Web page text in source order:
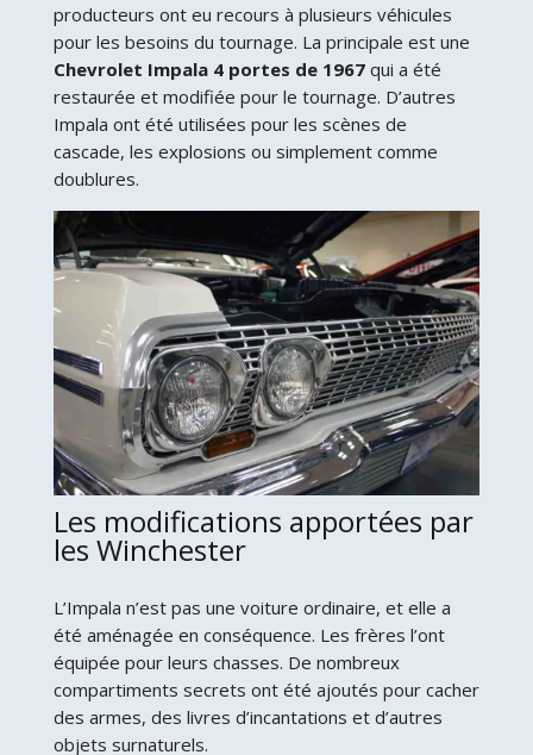
producteurs ont eu recours à plusieurs véhicules
pour les besoins du tournage. La principale est une
Chevrolet Impala 4 portes de 1967qui a été
restaurée et modifiée pour le tournage. D’autres
Impala ont été utilisées pour les scènes de
cascade, les explosions ou simplement comme
doublures.
Les modifications apportées par
les Winchester
L’Impala n’est pas une voiture ordinaire, et elle a
été aménagée en conséquence. Les frères l’ont
équipée pour leurs chasses. De nombreux
compartiments secrets ont été ajoutés pour cacher
des armes, des livres d’incantations et d’autres
objets surnaturels.